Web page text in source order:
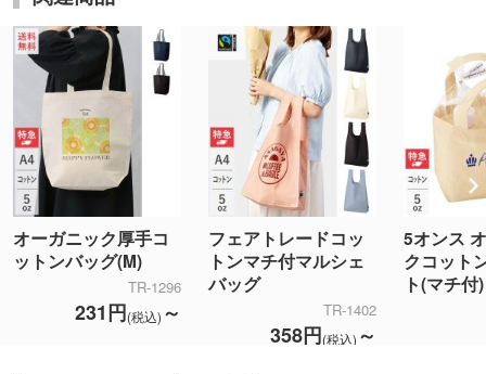
オーガニック厚手コ
ットンバッグ(M)
TR-1296
231円(税込) ～
フェアトレードコッ
トンマチ付マルシェ
バッグ
TR-1402
358円(税込) ～
5オンス
クコット
ト(マチ付)